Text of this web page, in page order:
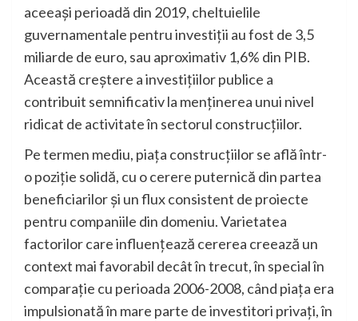
aceeași perioadă din 2019, cheltuielile
guvernamentale pentru investiții au fost de 3,5
miliarde de euro, sau aproximativ 1,6% din PIB.
Această creștere a investițiilor publice a
contribuit semnificativ la menținerea unui nivel
ridicat de activitate în sectorul construcțiilor.
Pe termen mediu, piața construcțiilor se află într-
o poziție solidă, cu o cerere puternică din partea
beneficiarilor și un flux consistent de proiecte
pentru companiile din domeniu. Varietatea
factorilor care influențează cererea creează un
context mai favorabil decât în trecut, în special în
comparație cu perioada 2006-2008, când piața era
impulsionată în mare parte de investitori privați, în